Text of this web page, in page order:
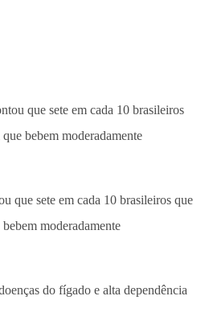
que sete em cada 10 brasileiros que
moderadamente